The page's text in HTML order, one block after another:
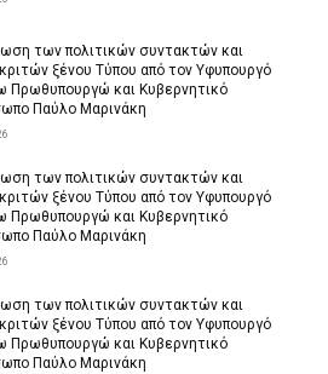
των πολιτικών συντακτών και
ξένου Τύπου από τον Υφυπουργό
Πρωθυπουργώ και Κυβερνητικό
Παύλο Μαρινάκη
των πολιτικών συντακτών και
ξένου Τύπου από τον Υφυπουργό
Πρωθυπουργώ και Κυβερνητικό
Παύλο Μαρινάκη
των πολιτικών συντακτών και
ξένου Τύπου από τον Υφυπουργό
Πρωθυπουργώ και Κυβερνητικό
Παύλο Μαρινάκη